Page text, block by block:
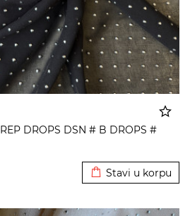
DROPS DSN # B DROPS #
Stavi u korpu